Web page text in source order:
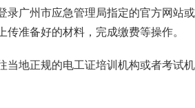
录广州市应急管理局指定的官方网站
传准备好的材料，完成缴费等操作。
当地正规的电工证培训机构或者考试